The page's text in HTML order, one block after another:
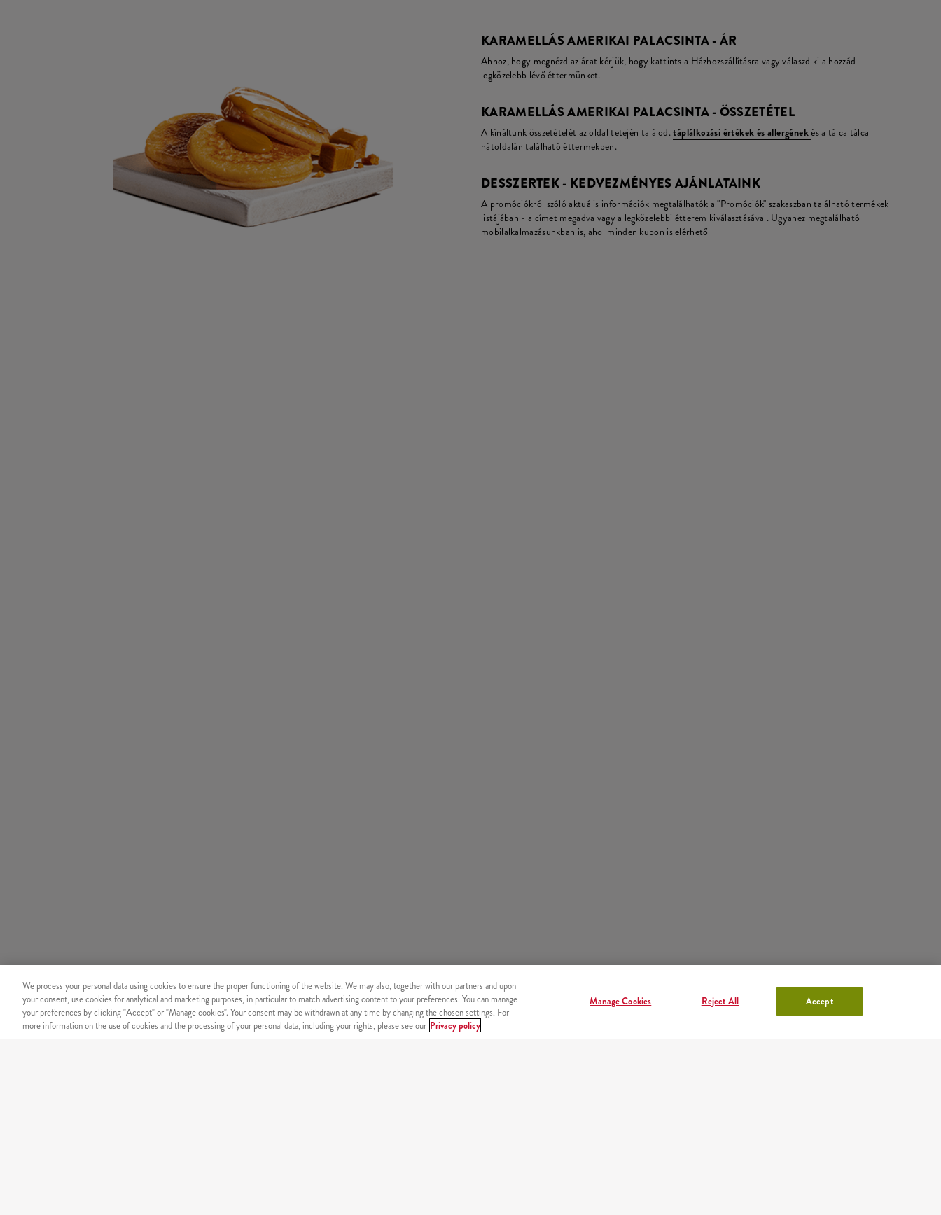
KARAMELLÁS AMERIKAI PALACSINTA - ÁR
Ahhoz, hogy megnézd az árat kérjük, hogy kattints a Házhozszállításra vagy válaszd ki a hozzád
legközelebb lévő éttermünket.
KARAMELLÁS AMERIKAI PALACSINTA - ÖSSZETÉTEL
A kínáltunk összetételét az oldal tetején találod.táplálkozási értékek és allergénekés a tálca tálca
hátoldalán található éttermekben.
DESSZERTEK - KEDVEZMÉNYES AJÁNLATAINK
A promóciókról szóló aktuális információk megtalálhatók a "Promóciók" szakaszban található termékek
listájában - a címet megadva vagy a legközelebbi étterem kiválasztásával. Ugyanez megtalálható
mobilalkalmazásunkban is, ahol minden kupon is elérhető
We process your personal data using cookies to ensure the proper functioning of the website. We may also, together with our partners and upon
your consent, use cookies for analytical and marketing purposes, in particular to match advertising content to your preferences. You can manage
your preferences by clicking "Accept" or "Manage cookies". Your consent may be withdrawn at any time by changing the chosen settings. For
more information on the use of cookies and the processing of your personal data, including your rights, please see our Privacy policy
Manage Cookies Reject All Accept